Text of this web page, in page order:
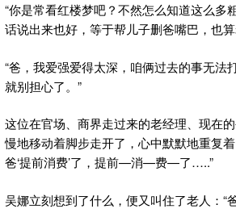
“你是常看红楼梦吧？不然怎么知道这么多
话说出来也好，等于帮儿子删爸嘴巴，也
“爸，我爱强爱得太深，咱俩过去的事无法
就别担心了。”
这位在官场、商界走过来的老经理、现在
慢地移动着脚步走开了，心中默默地重复
爸‘提前消费’了，提前—消—费—了…..”
吴娜立刻想到了什么，便又叫住了老人：“